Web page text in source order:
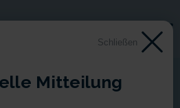
Schließen
Mitteilung